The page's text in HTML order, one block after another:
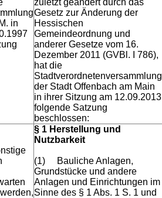
in
Gesetz zur Änderung der
Hessischen
Gemeindeordnung und
anderer Gesetze vom 16.
Dezember 2011 (GVBl. I 786),
hat die
Stadtverordnetenversammlung
der Stadt Offenbach am Main
in ihrer Sitzung am 12.09.2013
folgende Satzung
beschlossen:
§ 1 Herstellung und
Nutzbarkeit
(1)
Bauliche Anlagen,
Grundstücke und andere
Anlagen und Einrichtungen im
Sinne des § 1 Abs. 1 S. 1 und